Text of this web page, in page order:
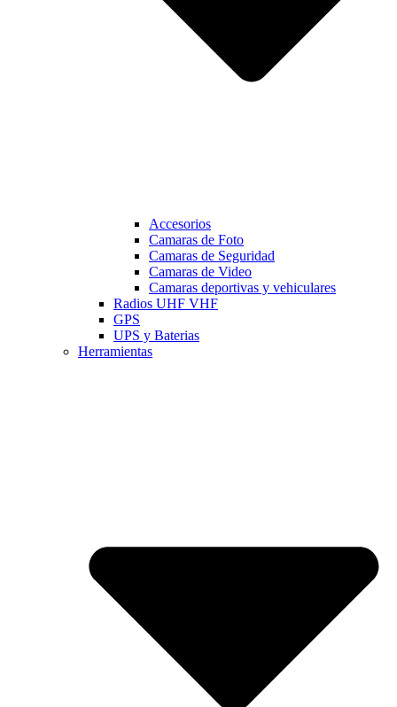
Accesorios
Camaras de Foto
Camaras de Seguridad
Camaras de Video
Camaras deportivas y vehiculares
Radios UHF VHF
GPS
UPS y Baterias
Herramientas